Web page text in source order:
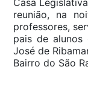
reunião, na
professores,
pais de alunos
José de
Bairro do São